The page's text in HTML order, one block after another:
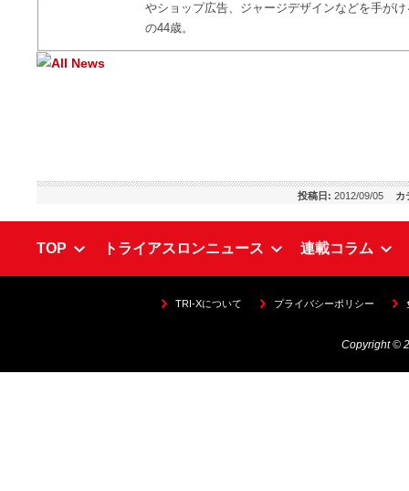
やショップ広告、ジャージデザインなどを手が
の44歳。
投稿日: 2012/09/05 カ
TOP トライアスロンニュース 連載コラム
TRI-Xについて プライバシーポリシー
Copyright ©